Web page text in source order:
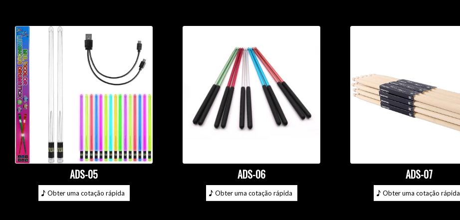
ADS-05
Obter uma cotação rápida
ADS-06
Obter uma cotação rápida
ADS-07
Obter uma cotação rápida